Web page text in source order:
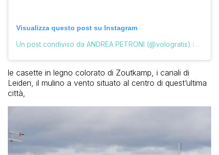
Visualizza questo post su Instagram
Un post condiviso da ANDREA PETRONI (@vologratis) in data:
le casette in legno colorato di Zoutkamp, i canali di
Leiden, il mulino a vento situato al centro di quest’ultima
città,